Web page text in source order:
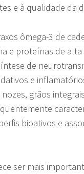
e à qualidade da
ômega-3 de
e proteínas de
de
e
grãos
bioativos e
ser mais